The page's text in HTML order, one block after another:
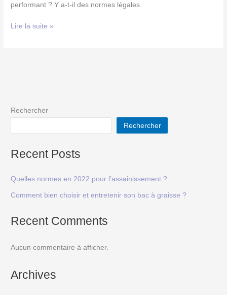
performant ? Y a-t-il des normes légales
Lire la suite »
Rechercher
Rechercher
Recent Posts
Quelles normes en 2022 pour l’assainissement ?
Comment bien choisir et entretenir son bac à graisse ?
Recent Comments
Aucun commentaire à afficher.
Archives